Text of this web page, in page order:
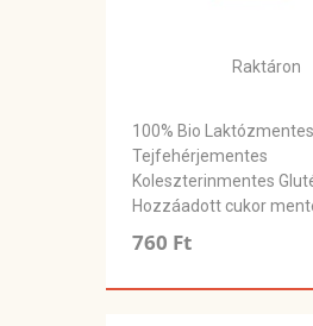
Raktáron
100% Bio Laktózmentes
Tejfehérjementes
Koleszterinmentes
Hozzáadott cukor
760 Ft